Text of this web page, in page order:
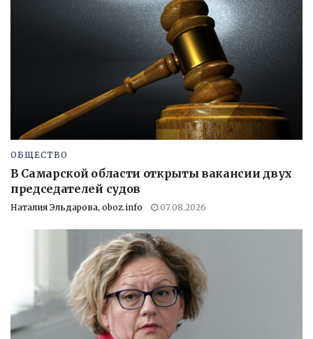
ОБЩЕСТВО
В Самарской области открыты вакансии двух
председателей судов
Наталия Эльдарова, oboz.info 07.08.2026